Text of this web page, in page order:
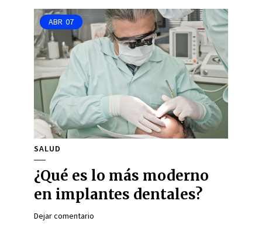
ABR 07
SALUD
¿Qué es lo más moderno
en implantes dentales?
Dejar comentario